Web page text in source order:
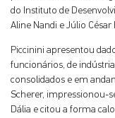
do Instituto de
Aline Nandi e Júlio César
Piccinini apresentou
funcionários, de
consolidados e em
Scherer, impressionou-
Dália e citou a forma